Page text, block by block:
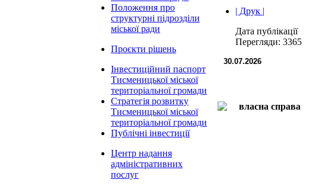
Положення про
структурні підрозділи
міської ради
Проєкти рішень
Інвестиційний паспорт
Тисменицької міської
територіальної громади
Стратегія розвитку
Тисменицької міської
територіальної громади
Публічні інвестиції
Центр надання
адміністративних
послуг
| Друк |
Дата публікації
Перегляди: 3365
30.07.2026